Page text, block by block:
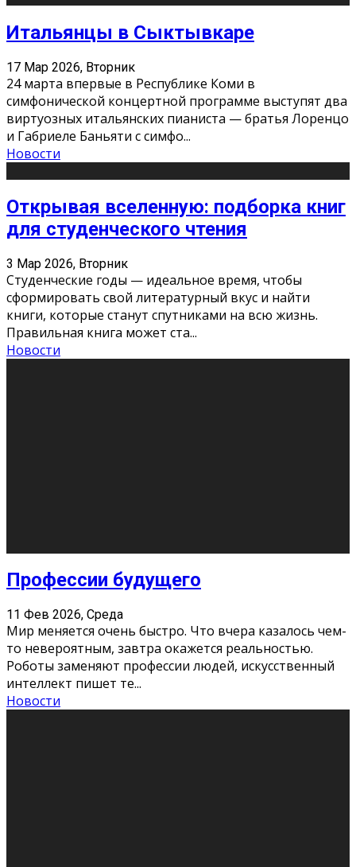
Итальянцы в Сыктывкаре
17 Мар 2026, Вторник
24 марта впервые в Республике Коми в
симфонической концертной программе выступят два
виртуозных итальянских пианиста — братья Лоренцо
и Габриеле Баньяти с симфо...
Новости
Открывая вселенную: подборка книг
для студенческого чтения
3 Мар 2026, Вторник
Студенческие годы — идеальное время, чтобы
сформировать свой литературный вкус и найти
книги, которые станут спутниками на всю жизнь.
Правильная книга может ста...
Новости
Как бороться со стрессом
11 Фев 2026, Среда
Стресс – нормальная реакция организма, когда
факторов, воздействующих на твой организм
больше, чем ресурсов. Есть советы, как бороться со
стрессовым состояни
Новости